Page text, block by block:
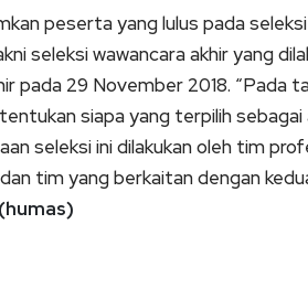
peserta yang lulus pada seleksi
seleksi wawancara akhir yang
pada 29 November 2018. “Pada
siapa yang terpilih
seleksi ini dilakukan oleh tim
tim yang berkaitan dengan
(humas)